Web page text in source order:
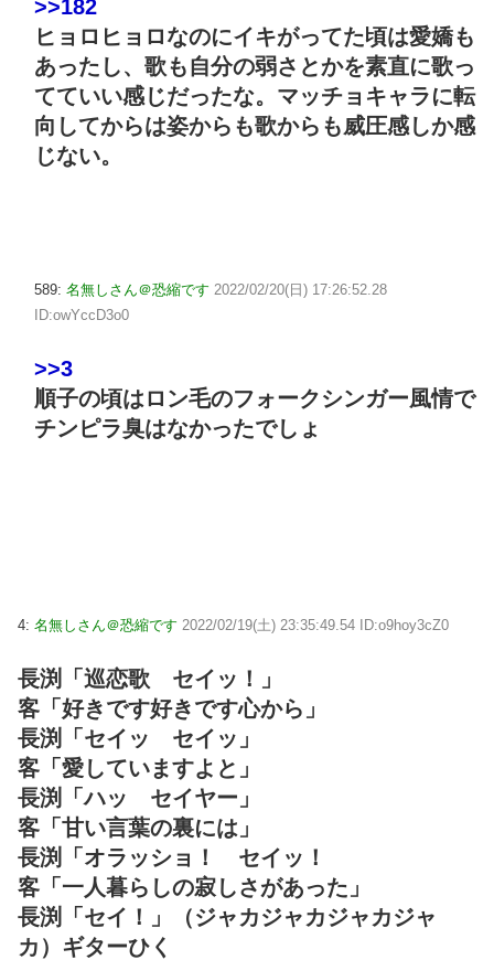
>>182
ヒョロヒョロなのにイキがってた頃は愛嬌も
あったし、歌も自分の弱さとかを素直に歌っ
てていい感じだったな。マッチョキャラに転
向してからは姿からも歌からも威圧感しか感
じない。
589: 名無しさん＠恐縮です 2022/02/20(日) 17:26:52.28
ID:owYccD3o0
>>3
順子の頃はロン毛のフォークシンガー風情で
チンピラ臭はなかったでしょ
4: 名無しさん＠恐縮です 2022/02/19(土) 23:35:49.54 ID:o9hoy3cZ0
長渕「巡恋歌 セイッ！」
客「好きです好きです心から」
長渕「セイッ セイッ」
客「愛していますよと」
長渕「ハッ セイヤー」
客「甘い言葉の裏には」
長渕「オラッショ！ セイッ！
客「一人暮らしの寂しさがあった」
長渕「セイ！」（ジャカジャカジャカジャ
カ）ギターひく